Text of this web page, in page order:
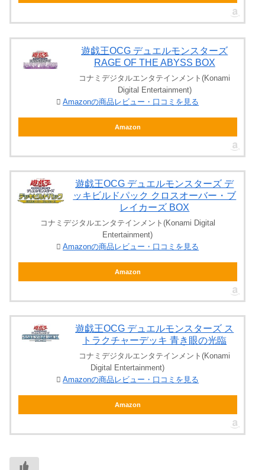
遊戯王OCG デュエルモンスターズ
RAGE OF THE ABYSS BOX
コナミデジタルエンタテインメント(Konami
Digital Entertainment)
Amazonの商品レビュー・口コミを見る
Amazon
遊戯王OCG デュエルモンスターズ デ
ッキビルドパック クロスオーバー・ブ
レイカーズ BOX
コナミデジタルエンタテインメント(Konami Digital
Entertainment)
Amazonの商品レビュー・口コミを見る
Amazon
遊戯王OCG デュエルモンスターズ ス
トラクチャーデッキ 青き眼の光臨
コナミデジタルエンタテインメント(Konami
Digital Entertainment)
Amazonの商品レビュー・口コミを見る
Amazon